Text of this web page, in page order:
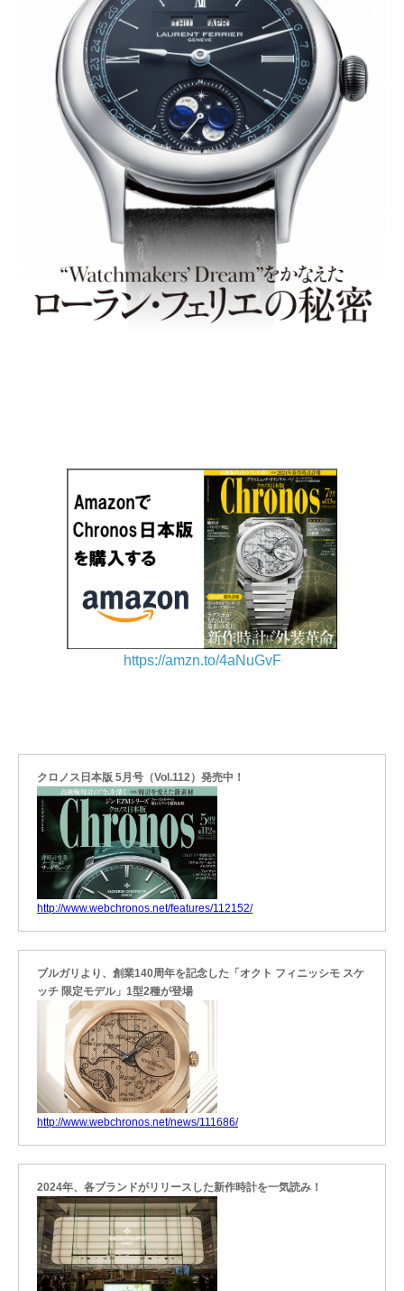
https://amzn.to/4aNuGvF
クロノス日本版 5月号（Vol.112）発売中！
http://www.webchronos.net/features/112152/
ブルガリより、創業140周年を記念した「オクト フィニッシモ スケ
ッチ 限定モデル」1型2種が登場
http://www.webchronos.net/news/111686/
2024年、各ブランドがリリースした新作時計を一気読み！